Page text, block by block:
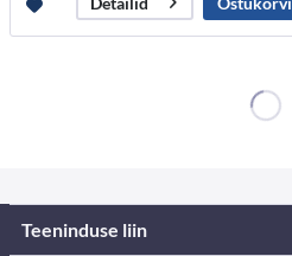
Teeninduse liin